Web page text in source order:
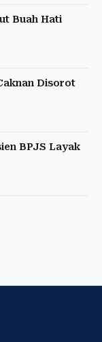
Buah Hati
Disorot
BPJS Layak